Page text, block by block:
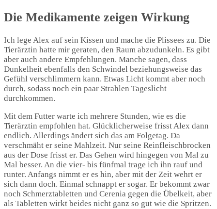
Die Medikamente zeigen Wirkung
Ich lege Alex auf sein Kissen und mache die Plissees zu. Die
Tierärztin hatte mir geraten, den Raum abzudunkeln. Es gibt
aber auch andere Empfehlungen. Manche sagen, dass
Dunkelheit ebenfalls den Schwindel beziehungsweise das
Gefühl verschlimmern kann. Etwas Licht kommt aber noch
durch, sodass noch ein paar Strahlen Tageslicht
durchkommen.
Mit dem Futter warte ich mehrere Stunden, wie es die
Tierärztin empfohlen hat. Glücklicherweise frisst Alex dann
endlich. Allerdings ändert sich das am Folgetag. Da
verschmäht er seine Mahlzeit. Nur seine Reinfleischbrocken
aus der Dose frisst er. Das Gehen wird hingegen von Mal zu
Mal besser. An die vier- bis fünfmal trage ich ihn rauf und
runter. Anfangs nimmt er es hin, aber mit der Zeit wehrt er
sich dann doch. Einmal schnappt er sogar. Er bekommt zwar
noch Schmerztabletten und Cerenia gegen die Übelkeit, aber
als Tabletten wirkt beides nicht ganz so gut wie die Spritzen.